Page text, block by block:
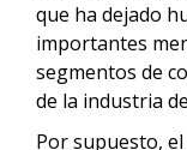
que ha dejado
importantes
segmentos de
de la industria
Por supuesto,